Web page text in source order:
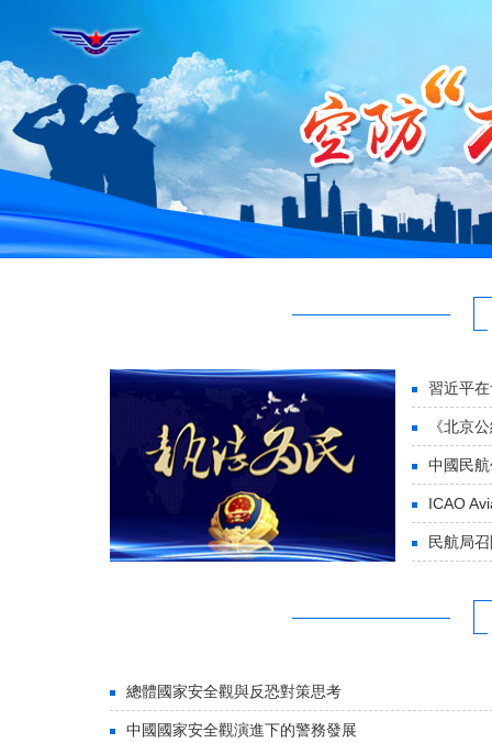
習近平
《北京
中國民
ICAO
民航局
總體國家安全觀與反恐對策思考
中國國家安全觀演進下的警務發展